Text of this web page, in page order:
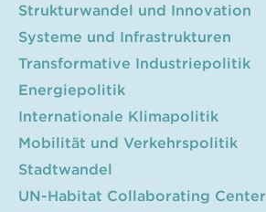
Strukturwandel und Innovation
Systeme und Infrastrukturen
Transformative Industriepolitik
Energiepolitik
Internationale Klimapolitik
Mobilität und Verkehrspolitik
Stadtwandel
UN-Habitat Collaborating Center